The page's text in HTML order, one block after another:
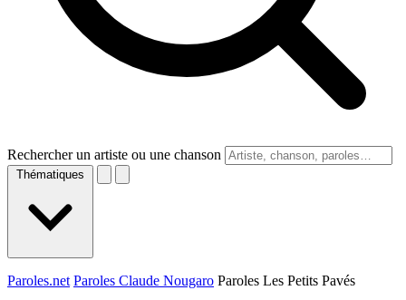
Rechercher un artiste ou une chanson
Thématiques
Paroles.net Paroles Claude Nougaro Paroles Les Petits Pavés